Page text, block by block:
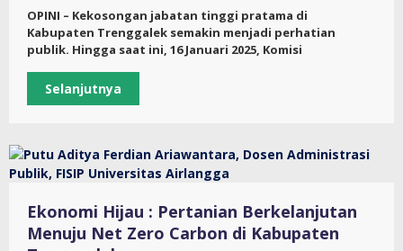
OPINI – Kekosongan jabatan tinggi pratama di
Kabupaten Trenggalek semakin menjadi perhatian
publik. Hingga saat ini, 16 Januari 2025, Komisi
Selanjutnya
Ekonomi Hijau : Pertanian Berkelanjutan
Menuju Net Zero Carbon di Kabupaten